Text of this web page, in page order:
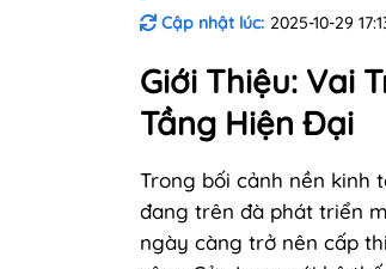
Cập nhật lúc: 2025-10-29
Giới Thiệu: Vai
Tầng Hiện Đại
Trong bối cảnh nền kinh
đang trên đà phát triển
ngày càng trở nên cấp